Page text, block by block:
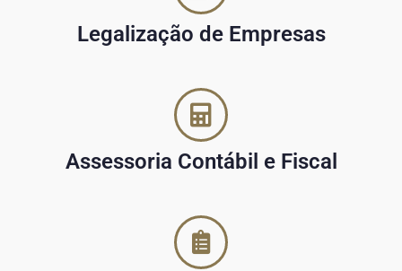
Legalização de Empresas
Assessoria Contábil e Fiscal